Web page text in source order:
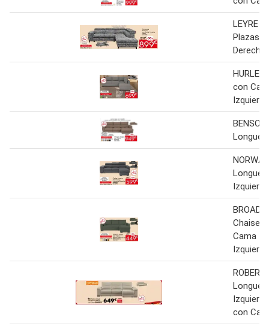
LEYRE
Plazas
Derecha
con
Longue
Longue
Chaise
Cama
Longue
con